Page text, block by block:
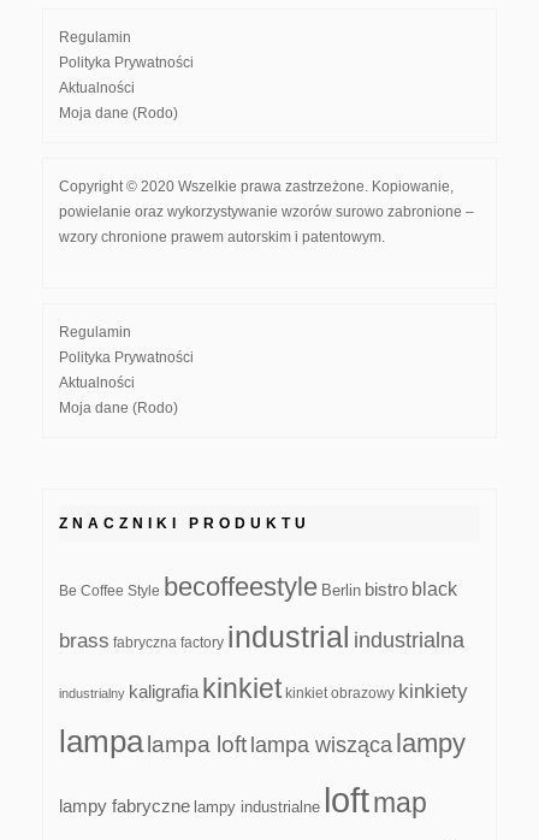
Regulamin
Polityka Prywatności
Aktualności
Moja dane (Rodo)
Copyright © 2020 Wszelkie prawa zastrzeżone. Kopiowanie,
powielanie oraz wykorzystywanie wzorów surowo zabronione –
wzory chronione prawem autorskim i patentowym.
Regulamin
Polityka Prywatności
Aktualności
Moja dane (Rodo)
ZNACZNIKI PRODUKTU
Be Coffee Style becoffeestyle Berlin bistro black
brass fabryczna factory industrial industrialna
industrialny kaligrafia kinkiet kinkiet obrazowy kinkiety
lampa lampa loft lampa wisząca lampy
lampy fabryczne lampy industrialne loftmap